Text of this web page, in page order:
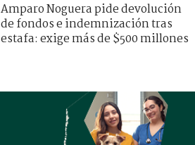
Amparo Noguera pide devolución
de fondos e indemnización tras
estafa: exige más de $500 millones